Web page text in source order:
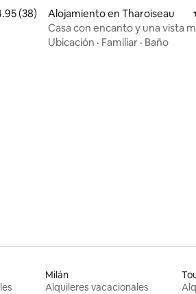
promedio: 4.95 de 5, 38 reseñas
(38)
Alojamiento en Tharoiseau
Casa con encanto y una vista
Vézelay
Ubicación · Familiar · Baño
Milán
Alquileres vacacionales